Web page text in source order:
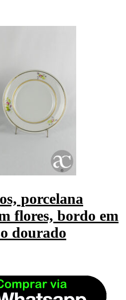
porcelana
flores, bordo em
dourado